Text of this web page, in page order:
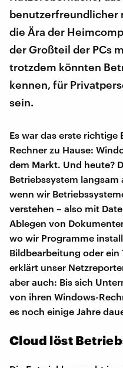
benutzerfreundlicher
die Ära der
der Großteil der PCs
trotzdem könnten
kennen, für
sein.
Es war das erste richtige
Rechner zu Hause:
dem Markt. Und heute?
Betriebssystem langsam
wenn wir
verstehen – also mit
Ablegen von
wo wir Programme
Bildbearbeitung oder
erklärt unser
aber auch: Bis sich
von ihren Windows-
es noch einige Jahre
Cloud löst